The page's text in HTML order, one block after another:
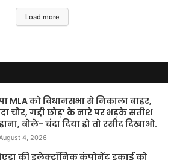
Load more
MLA को विधानसभा से निकाला बाहर,
चोर, गद्दी छोड़’ के नारे पर भड़के सतीश
बोले- चंदा दिया हो तो रसीद दिखाओ.
4, 2026
की इलेक्ट्रॉनिक कंपोनेंट इकाई को